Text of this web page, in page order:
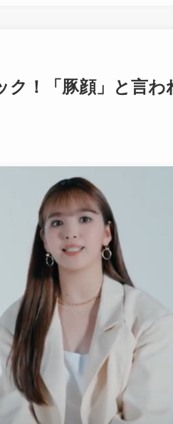
ク！「豚顔」と言